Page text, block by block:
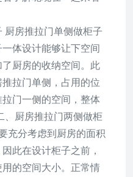
厨房推拉门单侧做柜子
体设计能够让下空间
厨房的收纳空间。此
拉门单侧，占用的位
门一侧的空间，整体
、厨房推拉门两侧做柜
充分考虑到厨房的面积
此在设计柜子之前，
的空间大小。正常情